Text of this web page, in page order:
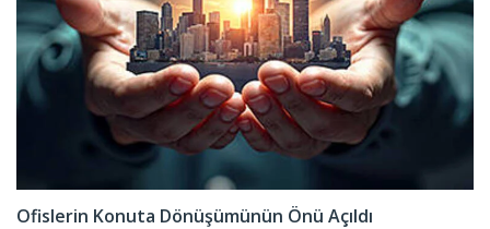
Ofislerin Konuta Dönüşümünün Önü Açıldı